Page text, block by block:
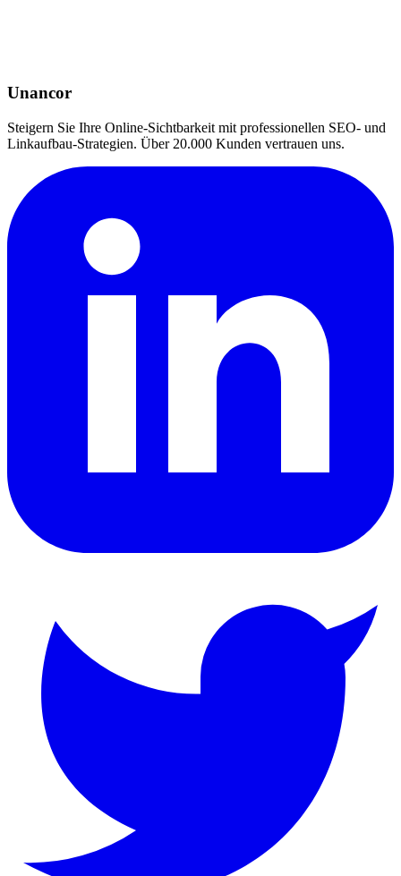
Unancor
Steigern Sie Ihre Online-Sichtbarkeit mit professionellen SEO- und
Linkaufbau-Strategien. Über 20.000 Kunden vertrauen uns.